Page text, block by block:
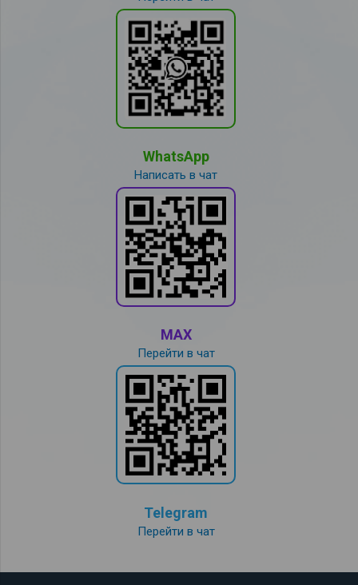
WhatsApp
Написать в чат
MAX
Перейти в чат
Telegram
Перейти в чат